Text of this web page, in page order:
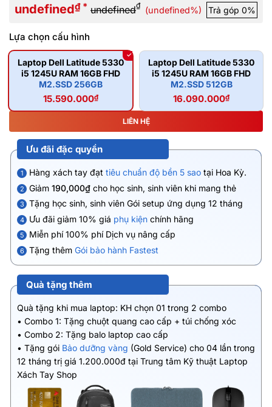
undefined₫ * undefined₫ (undefined%) Trả góp 0%
Lựa chọn cấu hình
Laptop Dell Latitude 5330
i5 1245U RAM 16GB FHD
M2.SSD 256GB
15.590.000₫
Laptop Dell Latitude 5330
i5 1245U RAM 16GB FHD
M2.SSD 512GB
16.090.000₫
LIÊN HỆ
Ưu đãi đặc quyền
1 Hàng xách tay đạt tiêu chuẩn độ bền 5 sao tại Hoa Kỳ.
2 Giảm 190,000₫ cho học sinh, sinh viên khi mang thẻ
3 Tặng học sinh, sinh viên Gói setup ứng dụng 12 tháng
4 Ưu đãi giảm 10% giá phụ kiện chính hãng
5 Miễn phí 100% phí Dịch vụ nâng cấp
6 Tặng thêm Gói bảo hành Fastest
Quà tặng thêm
Quà tặng khi mua laptop: KH chọn 01 trong 2 combo
• Combo 1: Tặng chuột quang cao cấp + túi chống xóc
• Combo 2: Tặng balo laptop cao cấp
• Tặng gói Bảo dưỡng vàng (Gold Service) cho 04 lần trong
12 tháng trị giá 1.200.000đ tại Trung tâm Kỹ thuật Laptop
Xách Tay Shop